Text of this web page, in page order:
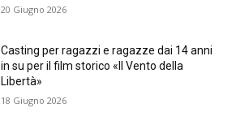
20 Giugno 2026
Casting per ragazzi e ragazze dai 14 anni
in su per il film storico «Il Vento della
Libertà»
18 Giugno 2026